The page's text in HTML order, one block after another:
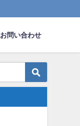
お問い合わせ